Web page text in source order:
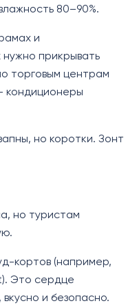
80–90%.
и
прикрывать
торговым центрам
кондиционеры
но коротки. Зонт
но туристам
кортов (например,
Это сердце
и безопасно.